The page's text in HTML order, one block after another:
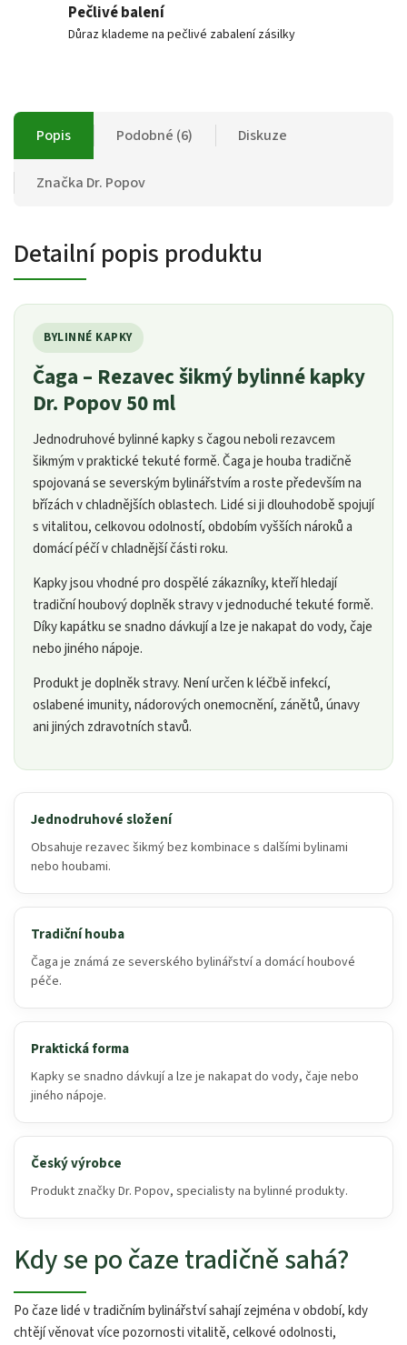
Pečlivé balení
Důraz klademe na pečlivé zabalení zásilky
Popis Podobné (6) Diskuze
Značka Dr. Popov
Detailní popis produktu
BYLINNÉ KAPKY
Čaga – Rezavec šikmý bylinné kapky
Dr. Popov 50 ml
Jednodruhové bylinné kapky s čagou neboli rezavcem
šikmým v praktické tekuté formě. Čaga je houba tradičně
spojovaná se severským bylinářstvím a roste především na
břízách v chladnějších oblastech. Lidé si ji dlouhodobě spojují
s vitalitou, celkovou odolností, obdobím vyšších nároků a
domácí péčí v chladnější části roku.
Kapky jsou vhodné pro dospělé zákazníky, kteří hledají
tradiční houbový doplněk stravy v jednoduché tekuté formě.
Díky kapátku se snadno dávkují a lze je nakapat do vody, čaje
nebo jiného nápoje.
Produkt je doplněk stravy. Není určen k léčbě infekcí,
oslabené imunity, nádorových onemocnění, zánětů, únavy
ani jiných zdravotních stavů.
Jednodruhové složení
Obsahuje rezavec šikmý bez kombinace s dalšími bylinami
nebo houbami.
Tradiční houba
Čaga je známá ze severského bylinářství a domácí houbové
péče.
Praktická forma
Kapky se snadno dávkují a lze je nakapat do vody, čaje nebo
jiného nápoje.
Český výrobce
Produkt značky Dr. Popov, specialisty na bylinné produkty.
Kdy se po čaze tradičně sahá?
Po čaze lidé v tradičním bylinářství sahají zejména v období, kdy
chtějí věnovat více pozornosti vitalitě, celkové odolnosti,